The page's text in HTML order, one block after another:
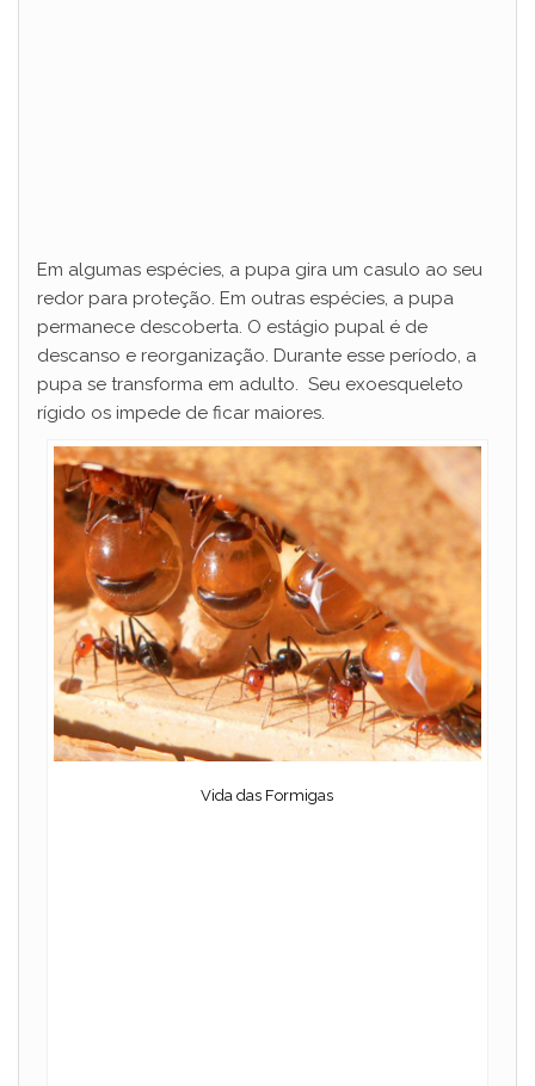
Em algumas espécies, a pupa gira um casulo ao seu
redor para proteção. Em outras espécies, a pupa
permanece descoberta. O estágio pupal é de
descanso e reorganização. Durante esse período, a
pupa se transforma em adulto. Seu exoesqueleto
rígido os impede de ficar maiores.
Vida das Formigas